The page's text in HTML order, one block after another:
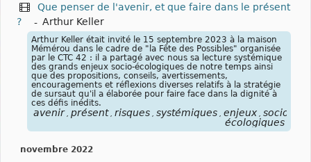
Que penser de l'avenir, et que faire dans le présent
?
- Arthur Keller
Arthur Keller était invité le 15 septembre 2023 à la maison
Mémérou dans le cadre de "la Fête des Possibles" organisée
par le CTC 42 : il a partagé avec nous sa lecture systémique
des grands enjeux socio-écologiques de notre temps ainsi
que des propositions, conseils, avertissements,
encouragements et réflexions diverses relatifs à la stratégie
de sursaut qu'il a élaborée pour faire face dans la dignité à
ces défis inédits.
avenir , présent , risques , systémiques , enjeux , socio-
écologiques
novembre 2022